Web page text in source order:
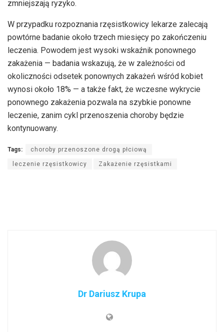
zmniejszają ryzyko.
W przypadku rozpoznania rzęsistkowicy lekarze zalecają
powtórne badanie około trzech miesięcy po zakończeniu
leczenia. Powodem jest wysoki wskaźnik ponownego
zakażenia — badania wskazują, że w zależności od
okoliczności odsetek ponownych zakażeń wśród kobiet
wynosi około 18% — a także fakt, że wczesne wykrycie
ponownego zakażenia pozwala na szybkie ponowne
leczenie, zanim cykl przenoszenia choroby będzie
kontynuowany.
Tags: choroby przenoszone drogą płciową
leczenie rzęsistkowicy Zakażenie rzęsistkami
Dr Dariusz Krupa